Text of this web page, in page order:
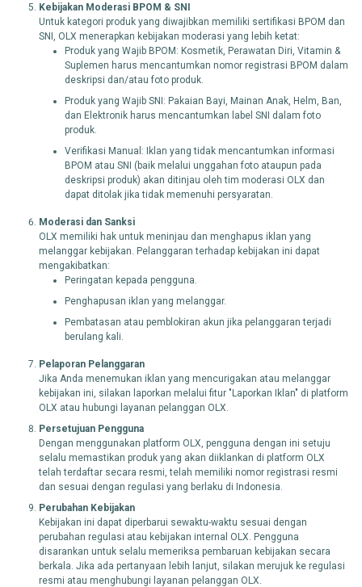
Kebijakan Moderasi BPOM & SNI
Untuk kategori produk yang diwajibkan memiliki sertifikasi BPOM dan
SNI, OLX menerapkan kebijakan moderasi yang lebih ketat:
Produk yang Wajib BPOM: Kosmetik, Perawatan Diri, Vitamin &
Suplemen harus mencantumkan nomor registrasi BPOM dalam
deskripsi dan/atau foto produk.
Produk yang Wajib SNI: Pakaian Bayi, Mainan Anak, Helm, Ban,
dan Elektronik harus mencantumkan label SNI dalam foto
produk.
Verifikasi Manual: Iklan yang tidak mencantumkan informasi
BPOM atau SNI (baik melalui unggahan foto ataupun pada
deskripsi produk) akan ditinjau oleh tim moderasi OLX dan
dapat ditolak jika tidak memenuhi persyaratan.
Moderasi dan Sanksi
OLX memiliki hak untuk meninjau dan menghapus iklan yang
melanggar kebijakan. Pelanggaran terhadap kebijakan ini dapat
mengakibatkan:
Peringatan kepada pengguna.
Penghapusan iklan yang melanggar.
Pembatasan atau pemblokiran akun jika pelanggaran terjadi
berulang kali.
Pelaporan Pelanggaran
Jika Anda menemukan iklan yang mencurigakan atau melanggar
kebijakan ini, silakan laporkan melalui fitur "Laporkan Iklan" di platform
OLX atau hubungi layanan pelanggan OLX.
Persetujuan Pengguna
Dengan menggunakan platform OLX, pengguna dengan ini setuju
selalu memastikan produk yang akan diiklankan di platform OLX
telah terdaftar secara resmi, telah memiliki nomor registrasi resmi
dan sesuai dengan regulasi yang berlaku di Indonesia.
Perubahan Kebijakan
Kebijakan ini dapat diperbarui sewaktu-waktu sesuai dengan
perubahan regulasi atau kebijakan internal OLX. Pengguna
disarankan untuk selalu memeriksa pembaruan kebijakan secara
berkala. Jika ada pertanyaan lebih lanjut, silakan merujuk ke regulasi
resmi atau menghubungi layanan pelanggan OLX.